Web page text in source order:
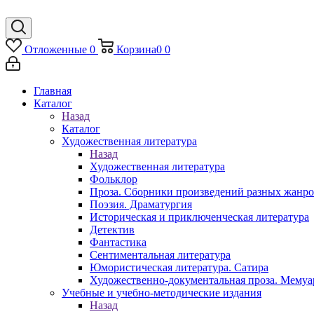
Отложенные 0 Корзина0 0
Главная
Каталог
Назад
Каталог
Художественная литература
Назад
Художественная литература
Фольклор
Проза. Сборники произведений разных
Поэзия. Драматургия
Историческая и приключенческая литература
Детектив
Фантастика
Сентиментальная литература
Юмористическая литература. Сатира
Художественно-документальная проза.
Учебные и учебно-методические издания
Назад